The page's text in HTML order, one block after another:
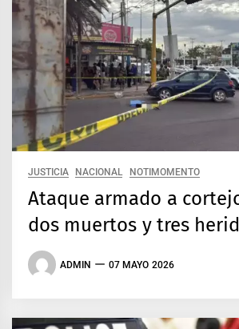
JUSTICIA NACIONAL NOTIMOMENTO
Ataque armado a
dos muertos y tres
ADMIN 07 MAYO 2026